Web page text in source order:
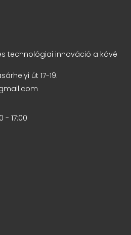
technológiai innováció a kávé
út 17-19.
- 17:00